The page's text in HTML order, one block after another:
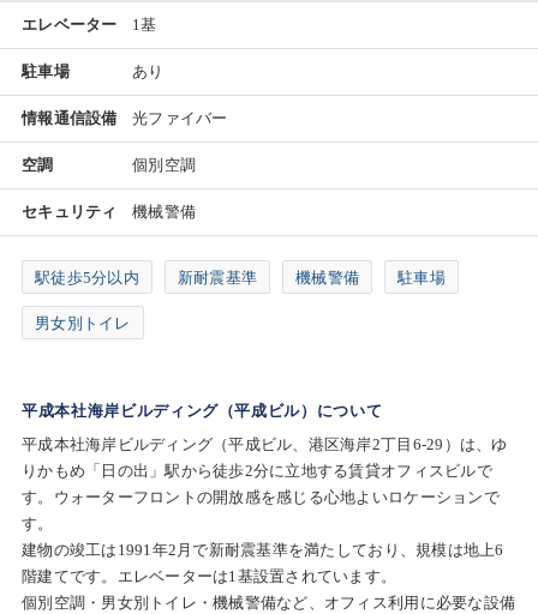
エレベーター 1基
駐車場 あり
情報通信設備 光ファイバー
空調 個別空調
セキュリティ 機械警備
駅徒歩5分以内 新耐震基準 機械警備 駐車場
男女別トイレ
平成本社海岸ビルディング（平成ビル）について
平成本社海岸ビルディング（平成ビル、港区海岸2丁目6-29）は、ゆ
りかもめ「日の出」駅から徒歩2分に立地する賃貸オフィスビルで
す。ウォーターフロントの開放感を感じる心地よいロケーションで
す。
建物の竣工は1991年2月で新耐震基準を満たしており、規模は地上6
階建てです。エレベーターは1基設置されています。
個別空調・男女別トイレ・機械警備など、オフィス利用に必要な設備